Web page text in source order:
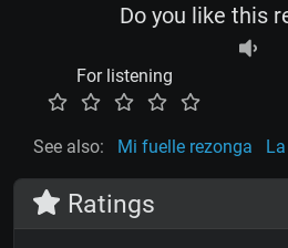
Do you like this
For listening
See also: Mi fuelle rezonga
Ratings